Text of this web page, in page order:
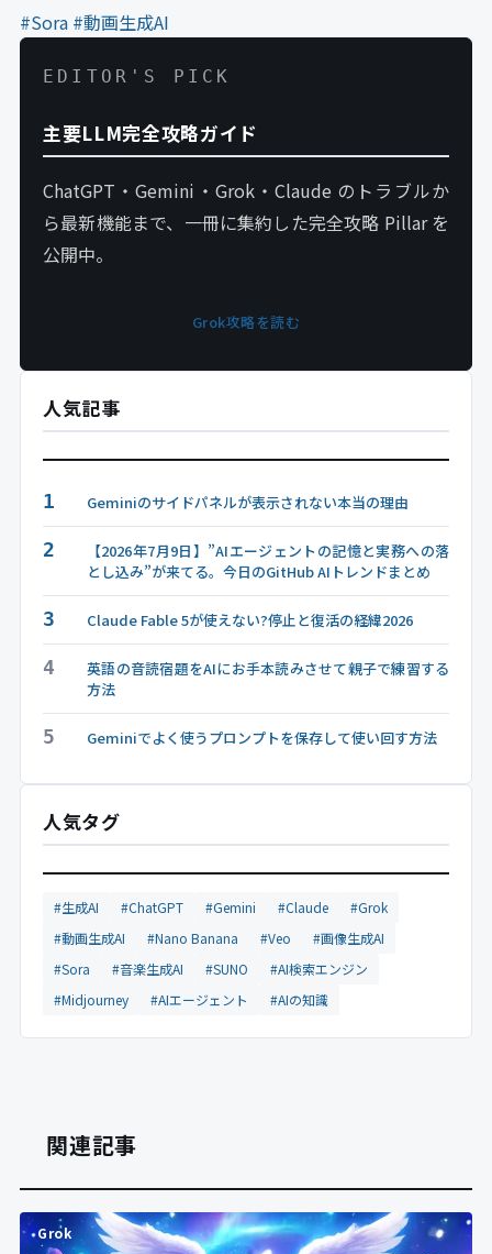
#Sora #動画生成AI
EDITOR'S PICK
主要LLM完全攻略ガイド
ChatGPT・Gemini・Grok・Claude のトラブルか
ら最新機能まで、一冊に集約した完全攻略 Pillar を
公開中。
Grok攻略を読む
人気記事
1 Geminiのサイドパネルが表示されない本当の理由
2
【2026年7月9日】”AIエージェントの記憶と実務への落
とし込み”が来てる。今日のGitHub AIトレンドまとめ
3 Claude Fable 5が使えない?停止と復活の経緯2026
4
英語の音読宿題をAIにお手本読みさせて親子で練習する
方法
5 Geminiでよく使うプロンプトを保存して使い回す方法
人気タグ
#生成AI #ChatGPT #Gemini #Claude
#Grok
#動画生成AI
#Nano Banana #Veo
#画像生成AI
#Sora
#音楽生成AI #SUNO
#AI検索エンジン
#Midjourney
#AIエージェント #AIの知識
関連記事
Grok